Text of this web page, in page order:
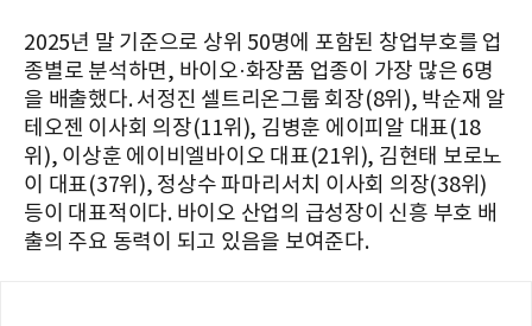
2025년 말 기준으로 상위 50명에 포함된 창업부호를 업
종별로 분석하면, 바이오·화장품 업종이 가장 많은 6명
을 배출했다. 서정진 셀트리온그룹 회장(8위), 박순재 알
테오젠 이사회 의장(11위), 김병훈 에이피알 대표(18
위), 이상훈 에이비엘바이오 대표(21위), 김현태 보로노
이 대표(37위), 정상수 파마리서치 이사회 의장(38위)
등이 대표적이다. 바이오 산업의 급성장이 신흥 부호 배
출의 주요 동력이 되고 있음을 보여준다.